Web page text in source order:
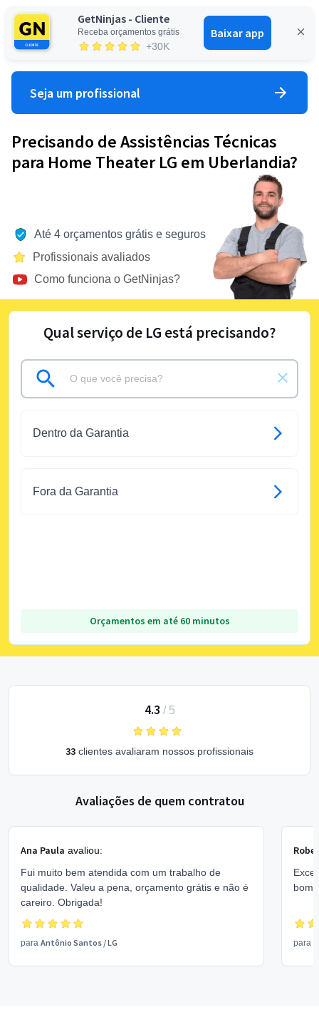
GetNinjas - Cliente
Receba orçamentos grátis
+30K
Baixar app
Entrar
Seja um profissional
Precisando de Assistências Técnicas
para Home Theater LG em Uberlandia?
Até 4 orçamentos grátis e seguros
Profissionais avaliados
Como funciona o GetNinjas?
Qual serviço de LG está precisando?
Dentro da Garantia
Fora da Garantia
Orçamentos em até 60 minutos
4.3 / 5
33 clientes avaliaram nossos profissionais
Avaliações de quem contratou
Ana Paula avaliou:
Fui muito bem atendida com um trabalho de
qualidade. Valeu a pena, orçamento grátis e não é
careiro. Obrigada!
para Antônio Santos /LG
bom
para